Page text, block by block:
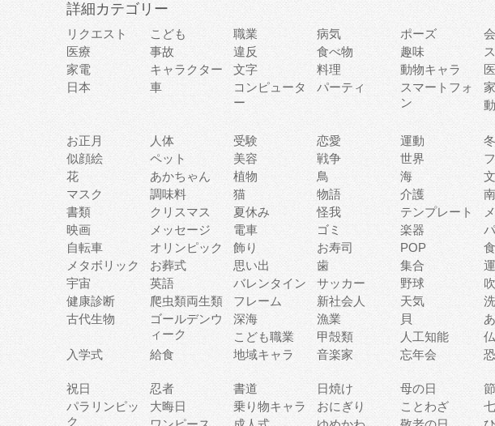
詳細カテゴリー
リクエスト こども 職業 病気 ポーズ
医療
事故 違反 食べ物 趣味
家電
キャラクター 文字 料理 動物キャラ
日本
車
コンピュータ
ー
パーティ
スマートフォ
ン
お正月
人体 受験 恋愛 運動 冬
似顔絵
ペット 美容 戦争 世界
花
あかちゃん 植物 鳥 海
マスク
調味料 猫 物語 介護
書類
クリスマス 夏休み 怪我 テンプレート
映画
メッセージ 電車 ゴミ 楽器
自転車
オリンピック 飾り お寿司 POP
メタボリック
お葬式 思い出 歯 集合
宇宙
英語 バレンタイン サッカー 野球
健康診断
爬虫類両生類 フレーム 新社会人 天気
古代生物
ゴールデンウ
ィーク
深海 漁業 貝
こども職業
甲殻類 人工知能
入学式
給食 地域キャラ 音楽家 忘年会
祝日
忍者 書道 日焼け 母の日
パラリンピッ
ク
大晦日 乗り物キャラ おにぎり ことわざ